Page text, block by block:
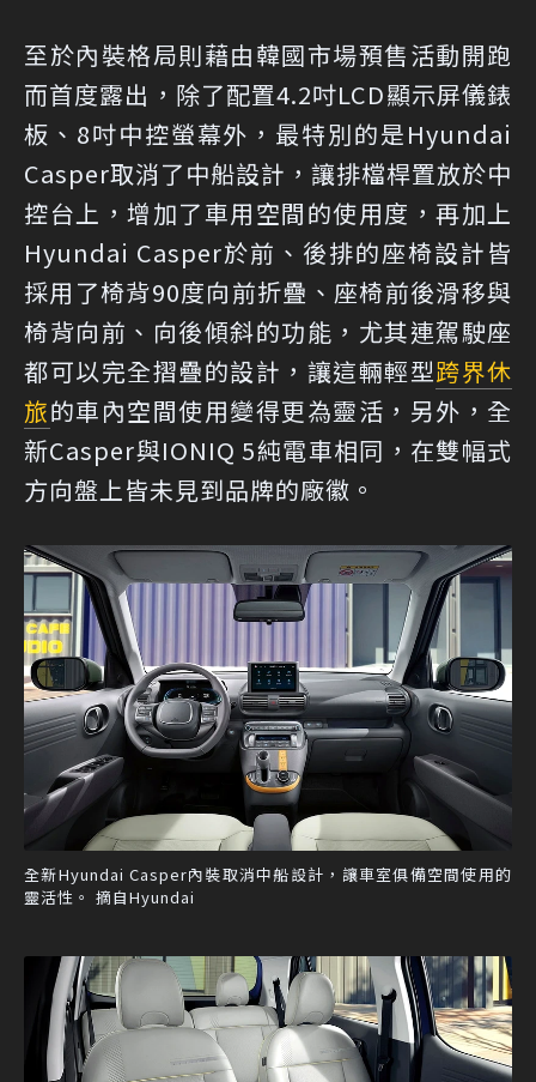
至於內裝格局則藉由韓國市場預售活動開跑
而首度露出，除了配置4.2吋LCD顯示屏儀錶
板、8吋中控螢幕外，最特別的是Hyundai
Casper取消了中船設計，讓排檔桿置放於中
控台上，增加了車用空間的使用度，再加上
Hyundai Casper於前、後排的座椅設計皆
採用了椅背90度向前折疊、座椅前後滑移與
椅背向前、向後傾斜的功能，尤其連駕駛座
都可以完全摺疊的設計，讓這輛輕型跨界休
旅的車內空間使用變得更為靈活，另外，全
新Casper與IONIQ 5純電車相同，在雙幅式
方向盤上皆未見到品牌的廠徽。
全新Hyundai Casper內裝取消中船設計，讓車室俱備空間使用的
靈活性。 摘自Hyundai